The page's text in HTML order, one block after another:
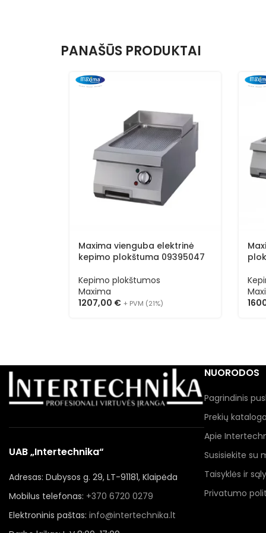
PANAŠŪS PRODUKTAI
Maxima vienguba elektrinė
kepimo plokštuma 09395047
Kepimo plokštumos
Maxima
1207,00 € + PVM (21%)
UAB „Intertechnika“
Adresas: Dubysos g. 29, LT-91181, Klaipėda
Mobilus telefonas: +370 6720 0279
Elektroninis paštas: info@intertechnika.lt
NUORODOS
Pagrindinis
Prekių
Apie
Susisiekite su
Taisyklės ir
Privatumo